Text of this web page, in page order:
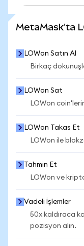
MetaMask'ta
LOWon Satın Al
Birkaç
LOWon Sat
LOWon
LOWon Takas Et
LOWon ile
Tahmin Et
LOWon ve
Vadeli İşlemler
50x kaldıraca
pozisyon alın.